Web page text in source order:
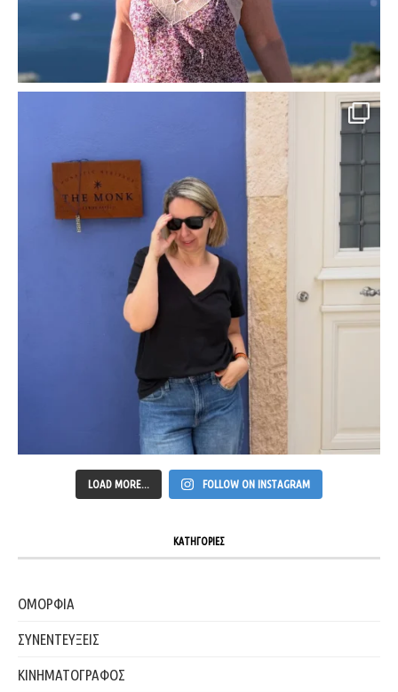
LOAD MORE... FOLLOW ON INSTAGRAM
ΚΑΤΗΓΟΡΙΕΣ
ΟΜΟΡΦΙΑ
ΣΥΝΕΝΤΕΥΞΕΙΣ
ΚΙΝΗΜΑΤΟΓΡΑΦΟΣ